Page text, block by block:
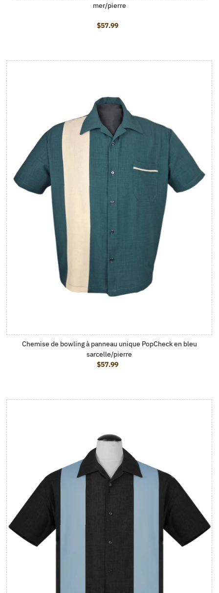
mer/pierre
Prix ordinaire
$57.99
Chemise de bowling à panneau unique PopCheck en bleu
sarcelle/pierre
Prix ordinaire
$57.99